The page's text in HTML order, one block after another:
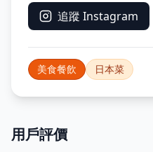
追蹤 Instagram
美食餐飲 日本菜
用戶評價